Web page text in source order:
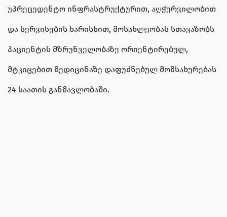
უპრეცედენტო ინფრასტრუქტურით, აღჭურვილობით
და სერვისების ხარისხით, მოსახლეობას სთავაზობს
პაციენტის მზრუნველობაზე ორიენტირებულ,
მტკიცებით მედიცინაზე დაფუძნებულ მომსახურებას
24 საათის განმავლობაში.